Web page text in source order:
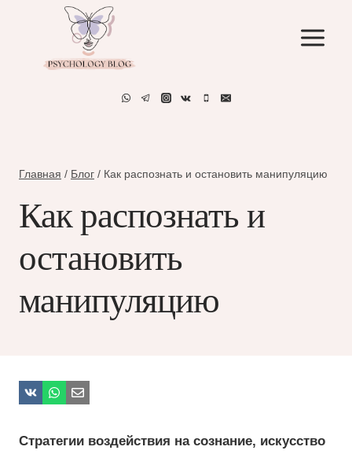
содержимому
Главная / Блог / Как распознать и остановить манипуляцию
Как распознать и
остановить
манипуляцию
Стратегии воздействия на сознание, искусство